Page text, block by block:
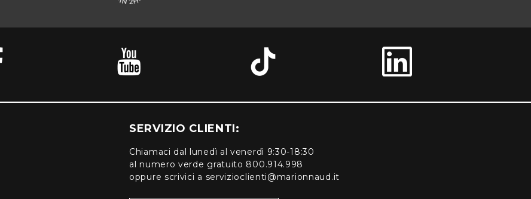
SERVIZIO CLIENTI:
Chiamaci dal lunedì al venerdì 9:30-18:30
al numero verde gratuito 800.914.998
oppure scrivici a servizioclienti@marionnaud.it